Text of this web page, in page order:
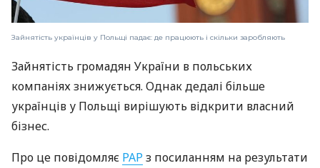
Зайнятість українців у Польщі падає: де працюють і скільки заробляють
Зайнятість громадян України в польських
компаніях знижується. Однак дедалі більше
українців у Польщі вирішують відкрити власний
бізнес.
Про це повідомляє РАРз посиланням на результати